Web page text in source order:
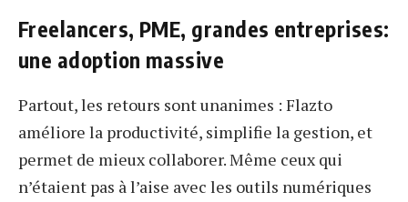
Freelancers, PME, grandes entreprises:
une adoption massive
Partout, les retours sont unanimes : Flazto
améliore la productivité, simplifie la gestion, et
permet de mieux collaborer. Même ceux qui
n’étaient pas à l’aise avec les outils numériques